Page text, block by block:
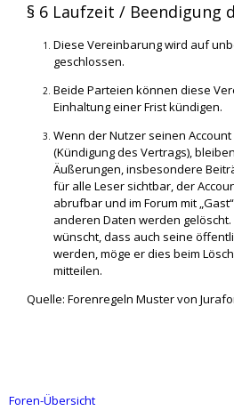
§ 6 Laufzeit / Beendigung
Diese Vereinbarung wird auf
geschlossen.
Beide Parteien können diese
Einhaltung einer Frist kündigen.
Wenn der Nutzer seinen
(Kündigung des Vertrags),
Äußerungen, insbesondere
für alle Leser sichtbar, der
abrufbar und im Forum mit
anderen Daten werden
wünscht, dass auch seine
werden, möge er dies beim
mitteilen.
Quelle: Forenregeln Muster von
Foren-Übersicht